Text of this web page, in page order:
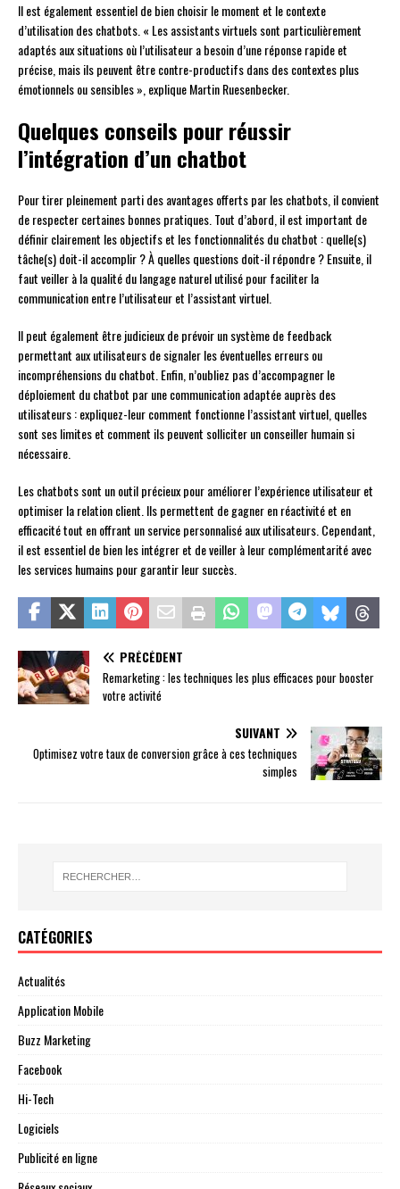
Il est également essentiel de bien choisir le moment et le contexte
d’utilisation des chatbots. « Les assistants virtuels sont particulièrement
adaptés aux situations où l’utilisateur a besoin d’une réponse rapide et
précise, mais ils peuvent être contre-productifs dans des contextes plus
émotionnels ou sensibles », explique Martin Ruesenbecker.
Quelques conseils pour réussir
l’intégration d’un chatbot
Pour tirer pleinement parti des avantages offerts par les chatbots, il convient
de respecter certaines bonnes pratiques. Tout d’abord, il est important de
définir clairement les objectifs et les fonctionnalités du chatbot : quelle(s)
tâche(s) doit-il accomplir ? À quelles questions doit-il répondre ? Ensuite, il
faut veiller à la qualité du langage naturel utilisé pour faciliter la
communication entre l’utilisateur et l’assistant virtuel.
Il peut également être judicieux de prévoir un système de feedback
permettant aux utilisateurs de signaler les éventuelles erreurs ou
incompréhensions du chatbot. Enfin, n’oubliez pas d’accompagner le
déploiement du chatbot par une communication adaptée auprès des
utilisateurs : expliquez-leur comment fonctionne l’assistant virtuel, quelles
sont ses limites et comment ils peuvent solliciter un conseiller humain si
nécessaire.
Les chatbots sont un outil précieux pour améliorer l’expérience utilisateur et
optimiser la relation client. Ils permettent de gagner en réactivité et en
efficacité tout en offrant un service personnalisé aux utilisateurs. Cependant,
il est essentiel de bien les intégrer et de veiller à leur complémentarité avec
les services humains pour garantir leur succès.
PRÉCÉDENT
Remarketing : les techniques les plus efficaces pour booster
votre activité
SUIVANT
Optimisez votre taux de conversion grâce à ces techniques
simples
CATÉGORIES
Actualités
Application Mobile
Buzz Marketing
Facebook
Hi-Tech
Logiciels
Publicité en ligne